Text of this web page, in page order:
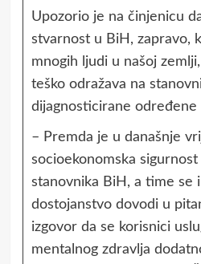
Upozorio je na činjenicu
stvarnost u BiH, zapravo,
mnogih ljudi u našoj
teško odražava na
dijagnosticirane određene
– Premda je u današnje
socioekonomska
stanovnika BiH, a time se
dostojanstvo dovodi u
izgovor da se korisnici
mentalnog zdravlja